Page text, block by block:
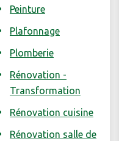
Peinture
Plafonnage
Plomberie
Rénovation -
Transformation
Rénovation cuisine
Rénovation salle de